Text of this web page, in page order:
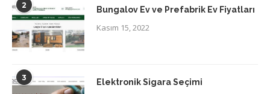
2 Bungalov Ev ve Prefabrik Ev Fiyatları
Kasım 15, 2022
3 Elektronik Sigara Seçimi